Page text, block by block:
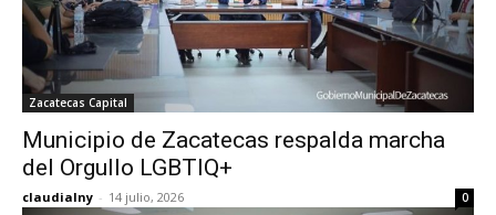
Zacatecas Capital
Municipio de Zacatecas respalda marcha
del Orgullo LGBTIQ+
claudialny - 14 julio, 2026 0